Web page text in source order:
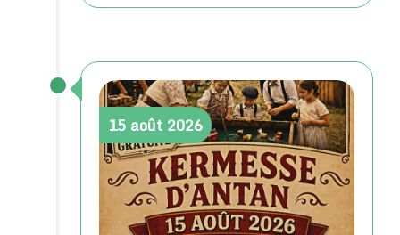
15 août 2026